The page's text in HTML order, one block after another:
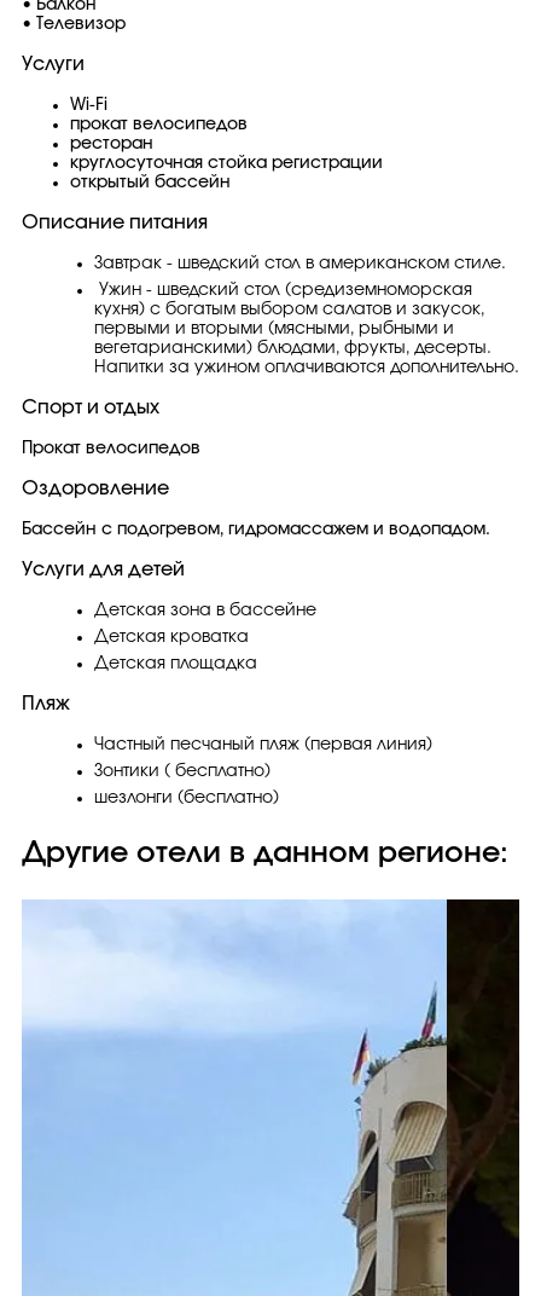
• Балкон
• Телевизор
Услуги
Wi-Fi
прокат велосипедов
ресторан
круглосуточная стойка регистрации
открытый бассейн
Описание питания
Завтрак - шведский стол в американском стиле.
Ужин - шведский стол (средиземноморская
кухня) с богатым выбором салатов и закусок,
первыми и вторыми (мясными, рыбными и
вегетарианскими) блюдами, фрукты, десерты.
Напитки за ужином оплачиваются дополнительно.
Спорт и отдых
Прокат велосипедов
Оздоровление
Бассейн с подогревом, гидромассажем и водопадом.
Услуги для детей
Детская зона в бассейне
Детская кроватка
Детская площадка
Пляж
Частный песчаный пляж (первая линия)
Зонтики ( бесплатно)
шезлонги (бесплатно)
Другие отели в данном регионе: